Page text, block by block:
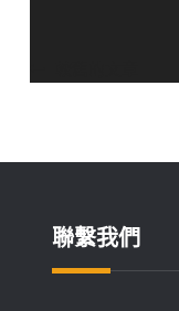
聯繫我們